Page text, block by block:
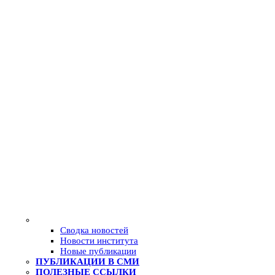
Сводка новостей
Новости института
Новые публикации
ПУБЛИКАЦИИ В СМИ
ПОЛЕЗНЫЕ ССЫЛКИ